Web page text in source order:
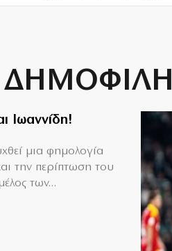
ΔΗΜΟΦΙΛΗ
Ιωαννίδη!
μια φημολογία
την περίπτωση του
των...